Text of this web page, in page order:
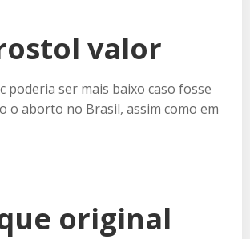
valor
poderia ser mais baixo caso fosse
o aborto no Brasil, assim como em
original